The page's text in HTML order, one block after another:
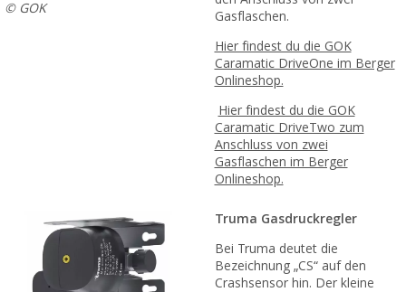
© GOK
Gasflaschen.
Hier findest du die GOK
Caramatic DriveOne im Berger
Onlineshop.
Hier findest du die GOK
Caramatic DriveTwo zum
Anschluss von zwei
Gasflaschen im Berger
Onlineshop.
Truma Gasdruckregler
Bei Truma deutet die
Bezeichnung „CS“ auf den
Crashsensor hin. Der kleine